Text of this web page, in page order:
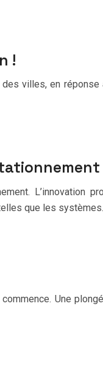
!
villes, en
L’innovation
que les
Une